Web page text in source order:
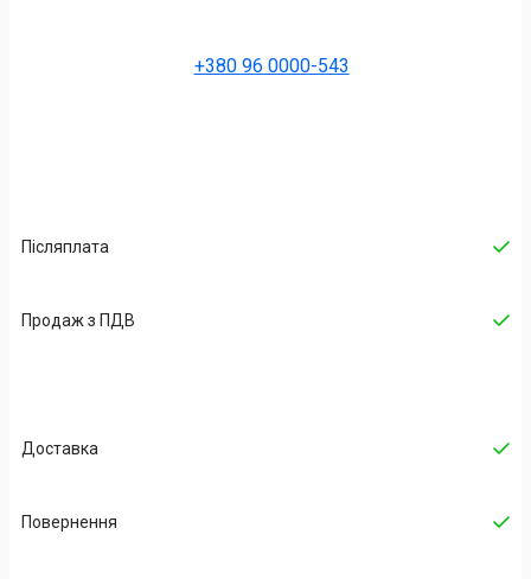
+380 96 0000-543
Післяплата
Продаж з ПДВ
Доставка
Повернення